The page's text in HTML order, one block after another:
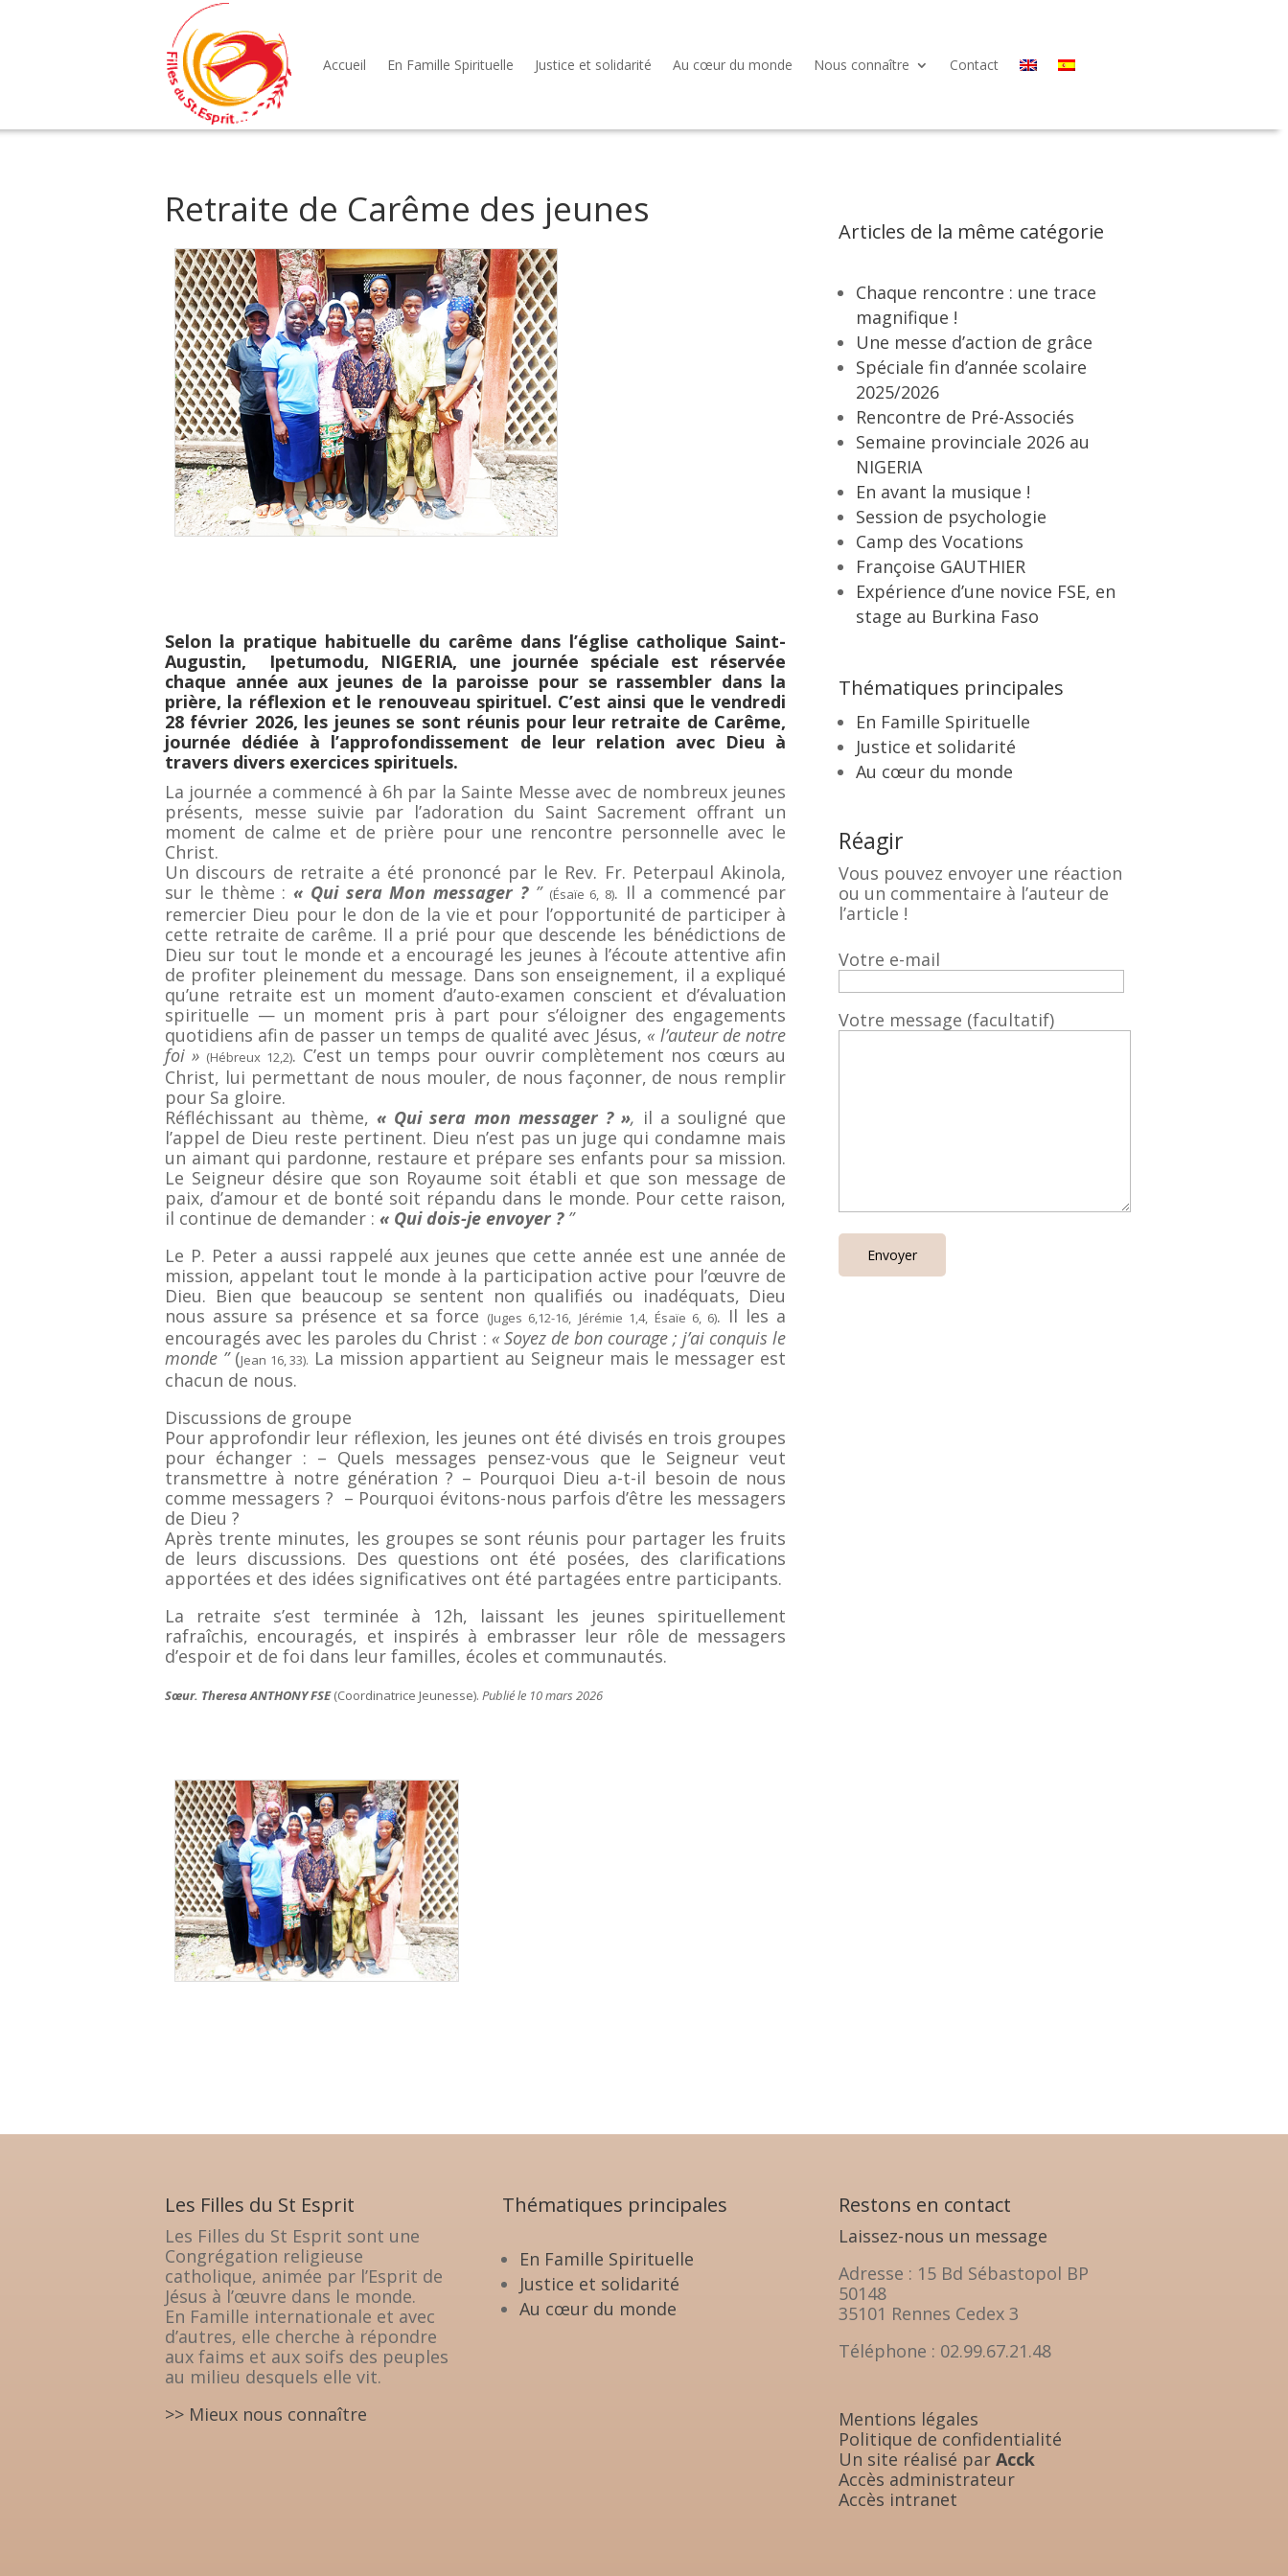
Accueil En Famille Spirituelle Justice et solidarité Au cœur du monde Nous connaître Contact
Retraite de Carême des jeunes
Selon la pratique habituelle du carême dans l’église catholique Saint-
Augustin, Ipetumodu, NIGERIA, une journée spéciale est réservée
chaque année aux jeunes de la paroisse pour se rassembler dans la
prière, la réflexion et le renouveau spirituel. C’est ainsi que le vendredi
28 février 2026, les jeunes se sont réunis pour leur retraite de Carême,
journée dédiée à l’approfondissement de leur relation avec Dieu à
travers divers exercices spirituels.
La journée a commencé à 6h par la Sainte Messe avec de nombreux jeunes
présents, messe suivie par l’adoration du Saint Sacrement offrant un
moment de calme et de prière pour une rencontre personnelle avec le
Christ.
Un discours de retraite a été prononcé par le Rev. Fr. Peterpaul Akinola,
sur le thème :« Qui sera Mon messager ?” (Ésaïe 6, 8). Il a commencé par
remercier Dieu pour le don de la vie et pour l’opportunité de participer à
cette retraite de carême. Il a prié pour que descende les bénédictions de
Dieu sur tout le monde et a encouragé les jeunes à l’écoute attentive afin
de profiter pleinement du message. Dans son enseignement, il a expliqué
qu’une retraite est un moment d’auto-examen conscient et d’évaluation
spirituelle — un moment pris à part pour s’éloigner des engagements
quotidiens afin de passer un temps de qualité avec Jésus, « l’auteur de notre
foi » (Hébreux 12,2). C’est un temps pour ouvrir complètement nos cœurs au
Christ, lui permettant de nous mouler, de nous façonner, de nous remplir
pour Sa gloire.
Réfléchissant au thème, « Qui sera mon messager ? », il a souligné que
l’appel de Dieu reste pertinent. Dieu n’est pas un juge qui condamne mais
un aimant qui pardonne, restaure et prépare ses enfants pour sa mission.
Le Seigneur désire que son Royaume soit établi et que son message de
paix, d’amour et de bonté soit répandu dans le monde. Pour cette raison,
il continue de demander : « Qui dois-je envoyer ?”
Le P. Peter a aussi rappelé aux jeunes que cette année est une année de
mission, appelant tout le monde à la participation active pour l’œuvre de
Dieu. Bien que beaucoup se sentent non qualifiés ou inadéquats, Dieu
nous assure sa présence et sa force (Juges 6,12-16, Jérémie 1,4, Ésaïe 6, 6). Il les a
encouragés avec les paroles du Christ : « Soyez de bon courage ; j’ai conquis le
monde ”(Jean 16, 33). La mission appartient au Seigneur mais le messager est
chacun de nous.
Discussions de groupe
Pour approfondir leur réflexion, les jeunes ont été divisés en trois groupes
pour échanger : – Quels messages pensez-vous que le Seigneur veut
transmettre à notre génération ? – Pourquoi Dieu a-t-il besoin de nous
comme messagers ? – Pourquoi évitons-nous parfois d’être les messagers
de Dieu ?
Après trente minutes, les groupes se sont réunis pour partager les fruits
de leurs discussions. Des questions ont été posées, des clarifications
apportées et des idées significatives ont été partagées entre participants.
La retraite s’est terminée à 12h, laissant les jeunes spirituellement
rafraîchis, encouragés, et inspirés à embrasser leur rôle de messagers
d’espoir et de foi dans leur familles, écoles et communautés.
Sœur. Theresa ANTHONY FSE(Coordinatrice Jeunesse). Publié le 10 mars 2026
Articles de la même catégorie
Chaque rencontre : une trace
magnifique !
Une messe d’action de grâce
Spéciale fin d’année scolaire
2025/2026
Rencontre de Pré-Associés
Semaine provinciale 2026 au
NIGERIA
En avant la musique !
Session de psychologie
Camp des Vocations
Françoise GAUTHIER
Expérience d’une novice FSE, en
stage au Burkina Faso
Thématiques principales
En Famille Spirituelle
Justice et solidarité
Au cœur du monde
Réagir
Vous pouvez envoyer une réaction
ou un commentaire à l’auteur de
l’article !
Votre e-mail
Votre message (facultatif)
Les Filles du St Esprit
Les Filles du St Esprit sont une
Congrégation religieuse
catholique, animée par l’Esprit de
Jésus à l’œuvre dans le monde.
En Famille internationale et avec
d’autres, elle cherche à répondre
aux faims et aux soifs des peuples
au milieu desquels elle vit.
>> Mieux nous connaître
Thématiques principales
En Famille Spirituelle
Justice et solidarité
Au cœur du monde
Restons en contact
Laissez-nous un message
Adresse : 15 Bd Sébastopol BP
50148
35101 Rennes Cedex 3
Téléphone : 02.99.67.21.48
Mentions légales
Politique de confidentialité
Un site réalisé parAcck
Accès administrateur
Accès intranet